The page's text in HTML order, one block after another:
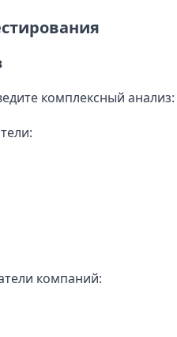
комплексный анализ:
компаний: